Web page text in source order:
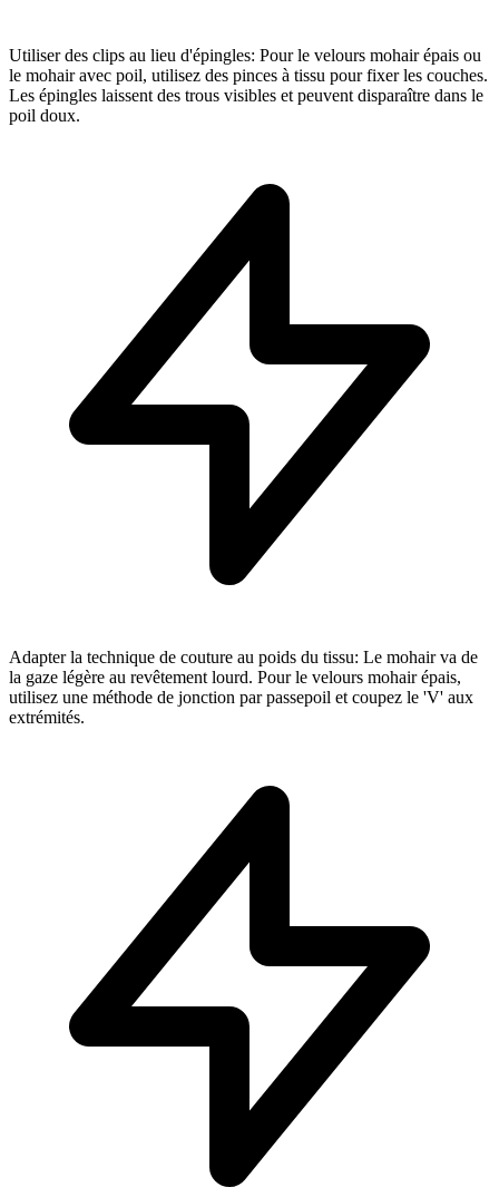
Utiliser des clips au lieu d'épingles: Pour le velours mohair épais ou
le mohair avec poil, utilisez des pinces à tissu pour fixer les couches.
Les épingles laissent des trous visibles et peuvent disparaître dans le
poil doux.
Adapter la technique de couture au poids du tissu: Le mohair va de
la gaze légère au revêtement lourd. Pour le velours mohair épais,
utilisez une méthode de jonction par passepoil et coupez le 'V' aux
extrémités.